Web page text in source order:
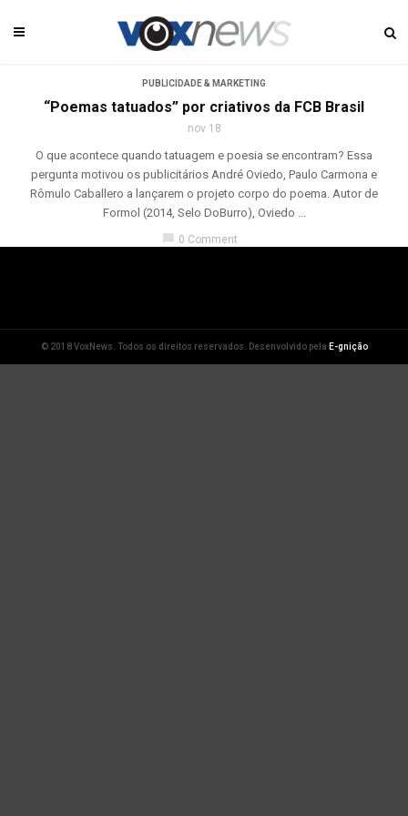
PUBLICIDADE & MARKETING
“Poemas tatuados” por criativos da FCB Brasil
nov 18
O que acontece quando tatuagem e poesia se encontram? Essa
pergunta motivou os publicitários André Oviedo, Paulo Carmona e
Rômulo Caballero a lançarem o projeto corpo do poema. Autor de
Formol (2014, Selo DoBurro), Oviedo ...
chat_bubble 0 Comment
© 2018 VoxNews. Todos os direitos reservados. Desenvolvido pela E-gnição